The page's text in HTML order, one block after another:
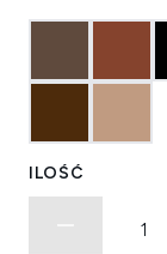
ILOŚĆ